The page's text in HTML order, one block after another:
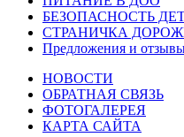
БЕЗОПАСНОСТЬ
СТРАНИЧКА
Предложения и
НОВОСТИ
ОБРАТНАЯ СВЯЗЬ
ФОТОГАЛЕРЕЯ
КАРТА САЙТА